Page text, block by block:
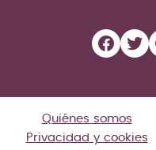
Quiénes somos
Privacidad y cookies